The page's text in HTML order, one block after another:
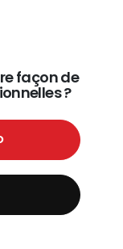
façon de
?